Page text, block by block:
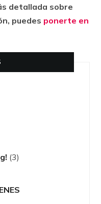
detallada sobre
puedes ponerte en
(3)